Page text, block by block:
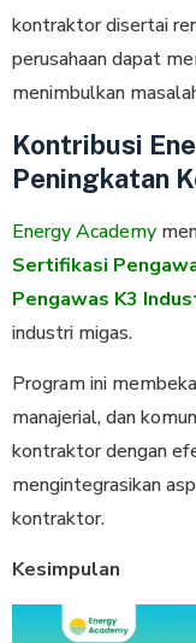
kontraktor disertai
perusahaan dapat
menimbulkan
Kontribusi
Peningkatan
Energy Academy
Sertifikasi
Pengawas K3
industri migas.
Program ini
manajerial, dan
kontraktor dengan
mengintegrasikan
kontraktor.
Kesimpulan